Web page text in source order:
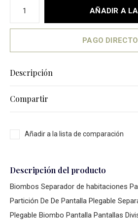
AÑADIR A
PAGO DIRECTO
Descripción
Compartir
Añadir a la lista de comparación
Descripción del producto
Biombos Separador de habitaciones
Partición De De Pantalla Plegable
Plegable Biombo Pantalla Pantallas